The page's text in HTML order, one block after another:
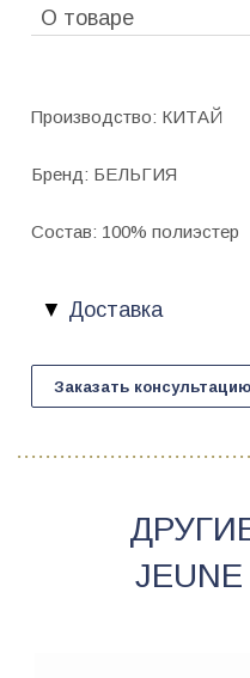
О товаре
Производство: КИТАЙ
Бренд: БЕЛЬГИЯ
Состав: 100% полиэстер
Доставка
Заказать